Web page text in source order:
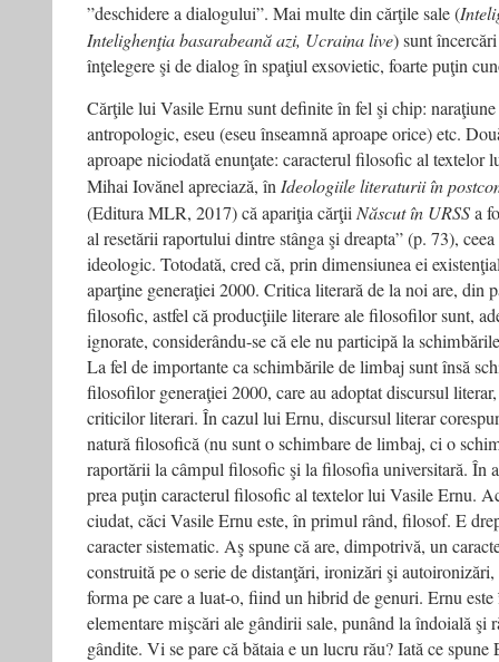
”deschidere a dialogului”. Mai multe din cărţile sale (
Intelighenţia basarabeană azi, Ucraina live) sunt
înţelegere şi de dialog în spaţiul exsovietic, foarte puţin
Cărţile lui Vasile Ernu sunt definite în fel şi chip:
antropologic, eseu (eseu înseamnă aproape orice) etc.
aproape niciodată enunţate: caracterul filosofic al textelor
Mihai Iovănel apreciază, în Ideologiile literaturii în
(Editura MLR, 2017) că apariţia cărţii Născut în URSSa
al resetării raportului dintre stânga şi dreapta” (p. 73),
ideologic. Totodată, cred că, prin dimensiunea ei
aparţine generaţiei 2000. Critica literară de la noi are, din
filosofic, astfel că producţiile literare ale filosofilor sunt,
ignorate, considerându-se că ele nu participă la
La fel de importante ca schimbările de limbaj sunt însă
filosofilor generaţiei 2000, care au adoptat discursul
criticilor literari. În cazul lui Ernu, discursul literar
natură filosofică (nu sunt o schimbare de limbaj, ci o
raportării la câmpul filosofic şi la filosofia universitară. În
prea puţin caracterul filosofic al textelor lui Vasile Ernu.
ciudat, căci Vasile Ernu este, în primul rând, filosof. E
caracter sistematic. Aş spune că are, dimpotrivă, un
construită pe o serie de distanţări, ironizări şi autoironizări,
forma pe care a luat-o, fiind un hibrid de genuri. Ernu
elementare mişcări ale gândirii sale, punând la îndoială şi
gândite. Vi se pare că bătaia e un lucru rău? Iată ce